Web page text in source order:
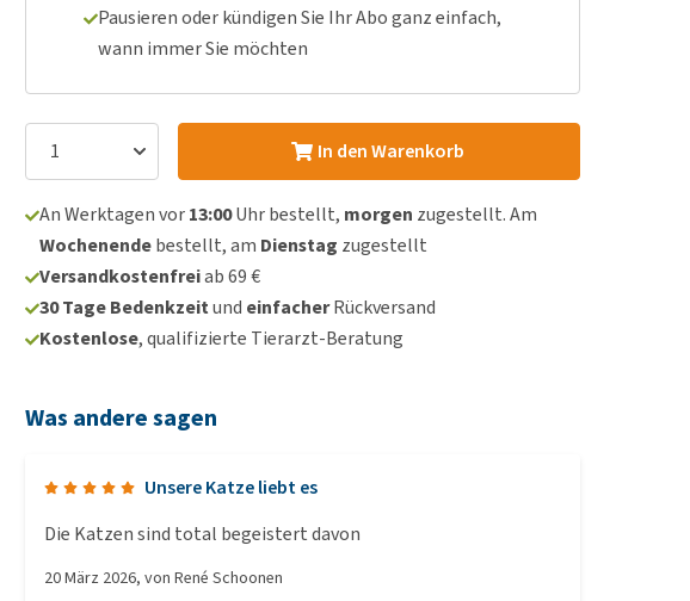
Pausieren oder kündigen Sie Ihr Abo ganz einfach,
wann immer Sie möchten
In den Warenkorb
An Werktagen vor13:00Uhr bestellt, morgen zugestellt. Am
Wochenendebestellt, am Dienstag zugestellt
Versandkostenfreiab 69 €
30 Tage Bedenkzeitund einfacherRückversand
Kostenlose, qualifizierte Tierarzt-Beratung
Was andere sagen
Unsere Katze liebt es
Die Katzen sind total begeistert davon
20 März 2026, vonRené Schoonen